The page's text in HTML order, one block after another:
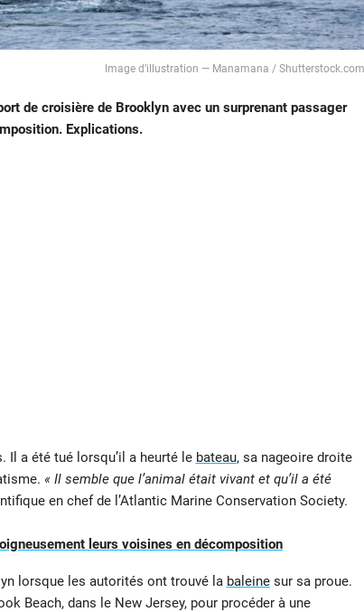
Image d’illustration — Manamana / Shutterstock.com
de croisière de Brooklyn avec un surprenant passager
Explications.
Il a été tué lorsqu’il a heurté le bateau, sa nageoire droite
« Il semble que l’animal était vivant et qu’il a été
en chef de l’Atlantic Marine Conservation Society.
leurs voisines en décomposition
lorsque les autorités ont trouvé la baleinesur sa proue.
Beach, dans le New Jersey, pour procéder à une